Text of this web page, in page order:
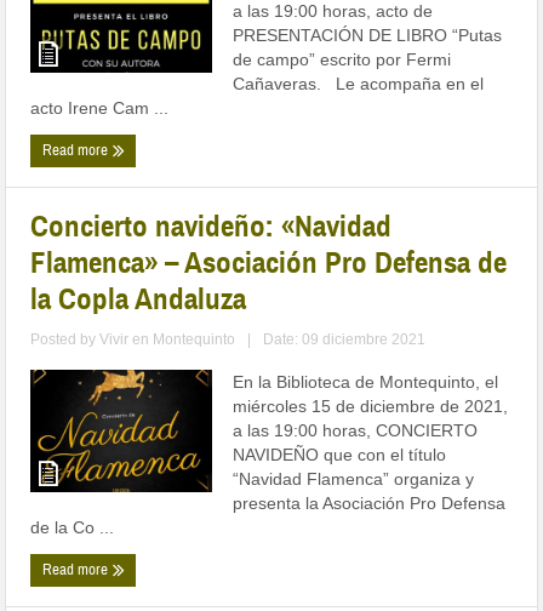
a las 19:00 horas, acto de
PRESENTACIÓN DE LIBRO “Putas
de campo” escrito por Fermi
Cañaveras. Le acompaña en el
acto Irene Cam ...
Read more
Concierto navideño: «Navidad
Flamenca» – Asociación Pro Defensa de
la Copla Andaluza
Posted byVivir en Montequinto Date: 09 diciembre 2021
En la Biblioteca de Montequinto, el
miércoles 15 de diciembre de 2021,
a las 19:00 horas, CONCIERTO
NAVIDEÑO que con el título
“Navidad Flamenca” organiza y
presenta la Asociación Pro Defensa
de la Co ...
Read more